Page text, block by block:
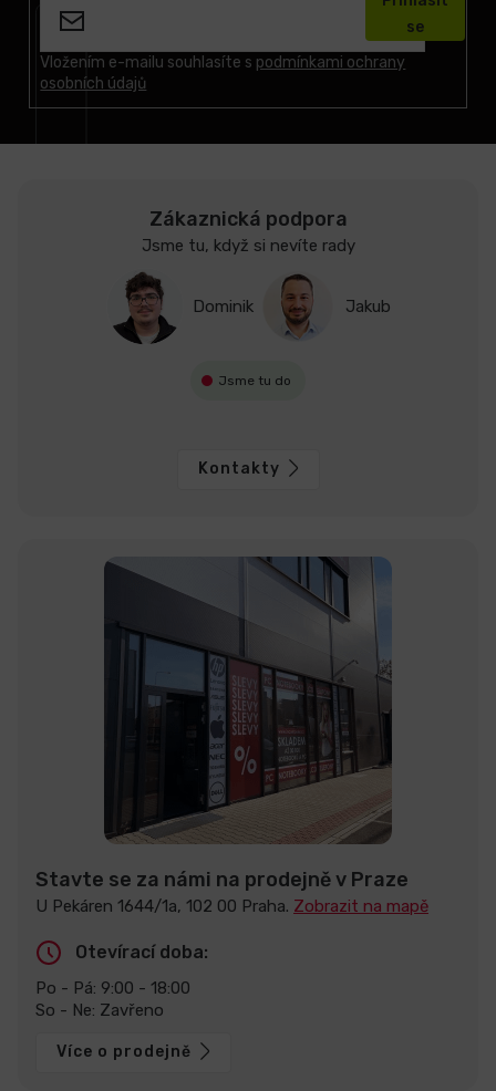
Vložením e-mailu souhlasíte s podmínkami ochrany
osobních údajů
se
Zákaznická podpora
Jsme tu, když si nevíte rady
Dominik Jakub
Jsme tu do
Kontakty
Stavte se za námi na prodejně v Praze
U Pekáren 1644/1a, 102 00 Praha. Zobrazit na mapě
Otevírací doba:
Po - Pá: 9:00 - 18:00
So - Ne: Zavřeno
Více o prodejně